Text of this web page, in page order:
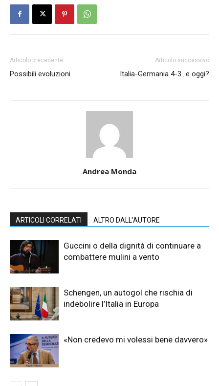
Articolo precedente
Possibili evoluzioni
Articolo successivo
Italia-Germania 4-3…e oggi?
Andrea Monda
ARTICOLI CORRELATI ALTRO DALL'AUTORE
Guccini o della dignità di continuare a
combattere mulini a vento
Schengen, un autogol che rischia di
indebolire l’Italia in Europa
«Non credevo mi volessi bene davvero»